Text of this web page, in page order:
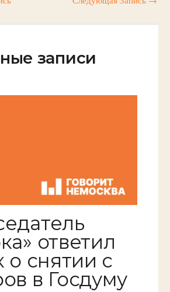
записи
ответил
о снятии с
в Госдуму